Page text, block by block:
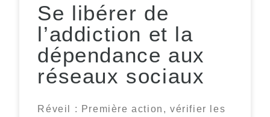
Se libérer de
l’addiction et la
dépendance aux
réseaux sociaux
Réveil : Première action, vérifier les